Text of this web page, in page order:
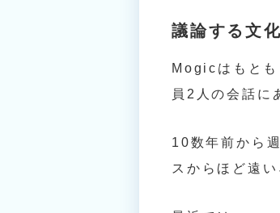
議論する文
Mogicはもとも
員2人の会話に
10数年前から
スからほど遠